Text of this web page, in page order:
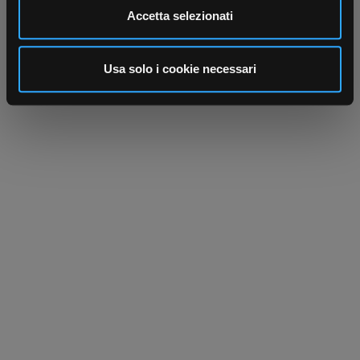
Utilizziamo i cookie per personalizzare contenuti ed
analizzare il nostro traffico. Condividiamo inoltre
informazioni sul modo in cui utilizza il nostro sito con i
nostri partner che si occupano di analisi dei dati web,
pubblicità e social media, i quali potrebbero combinarle
Accetta selezionati
Usa solo i cookie necessari